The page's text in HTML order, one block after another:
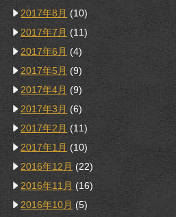
2017年8月 (10)
2017年7月 (11)
2017年6月 (4)
2017年5月 (9)
2017年4月 (9)
2017年3月 (6)
2017年2月 (11)
2017年1月 (10)
2016年12月 (22)
2016年11月 (16)
2016年10月 (5)